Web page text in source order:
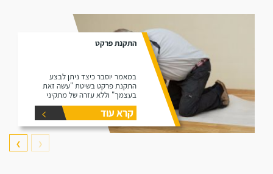
התקנת פרקט
במאמר יוסבר כיצד ניתן לבצע
התקנת פרקט בשיטת "עשה זאת
בעצמך" וללא עזרה של מתקיני
פרקטים.
קרא עוד
❮
❯